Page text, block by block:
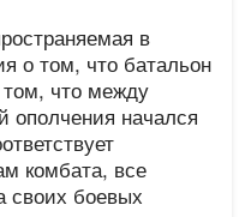
в
о том, что батальон
что между
ополчения начался
комбата, все
своих боевых